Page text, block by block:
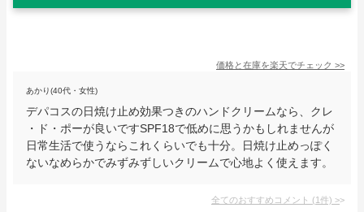
価格と在庫を楽天でチェック >>
あかり(40代・女性)
デパコスの日焼け止め効果つきのハンドクリームなら、クレ
・ド・ポーが良いですSPF18で低めに思うかもしれませんが
日常生活で使うならこれくらいでも十分。日焼け止めっぽく
ないなめらかでみずみずしいクリームで心地よく使えます。
全てのおすすめコメント (1件) >